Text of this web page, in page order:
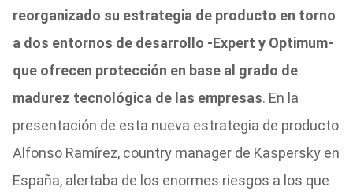
reorganizado su estrategia de producto en torno
a dos entornos de desarrollo -Expert y Optimum-
que ofrecen protección en base al grado de
madurez tecnológica de las empresas. En la
presentación de esta nueva estrategia de producto
Alfonso Ramírez, country manager de Kaspersky en
España, alertaba de los enormes riesgos a los que